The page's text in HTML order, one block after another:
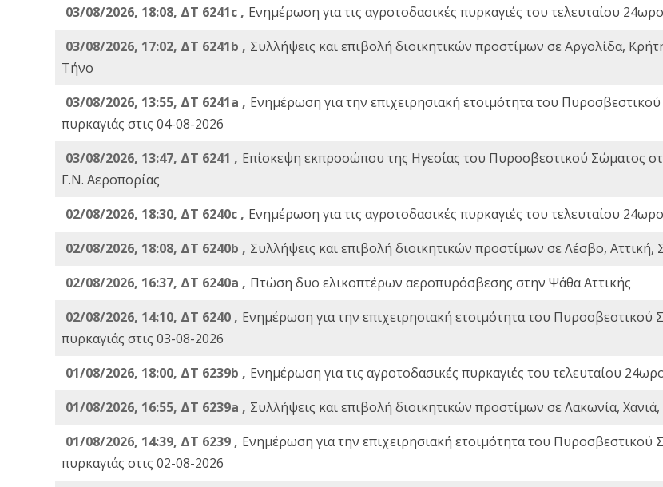
03/08/2026, 18:08, ΔΤ 6241c , Ενημέρωση για τις αγροτοδασικές πυρκαγιές του τελευταίου
03/08/2026, 17:02, ΔΤ 6241b , Συλλήψεις και επιβολή διοικητικών προστίμων σε Αργολίδα,
Τήνο
03/08/2026, 13:55, ΔΤ 6241a , Ενημέρωση για την επιχειρησιακή ετοιμότητα του
πυρκαγιάς στις 04-08-2026
03/08/2026, 13:47, ΔΤ 6241 , Επίσκεψη εκπροσώπου της Ηγεσίας του Πυροσβεστικού Σώματος
Γ.Ν. Αεροπορίας
02/08/2026, 18:30, ΔΤ 6240c , Ενημέρωση για τις αγροτοδασικές πυρκαγιές του τελευταίου
02/08/2026, 18:08, ΔΤ 6240b , Συλλήψεις και επιβολή διοικητικών προστίμων σε Λέσβο,
02/08/2026, 16:37, ΔΤ 6240a , Πτώση δυο ελικοπτέρων αεροπυρόσβεσης στην Ψάθα Αττικής
02/08/2026, 14:10, ΔΤ 6240 , Ενημέρωση για την επιχειρησιακή ετοιμότητα του
πυρκαγιάς στις 03-08-2026
01/08/2026, 18:00, ΔΤ 6239b , Ενημέρωση για τις αγροτοδασικές πυρκαγιές του τελευταίου
01/08/2026, 16:55, ΔΤ 6239a , Συλλήψεις και επιβολή διοικητικών προστίμων σε Λακωνία, Χανιά,
01/08/2026, 14:39, ΔΤ 6239 , Ενημέρωση για την επιχειρησιακή ετοιμότητα του
πυρκαγιάς στις 02-08-2026